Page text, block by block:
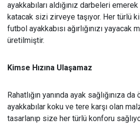
ayakkabıları aldığınız darbeleri
katacak sizi zirveye taşıyor. Her türlü
futbol ayakkabısı ağırlığınızı yayacak
üretilmiştir.
Kimse Hızına Ulaşamaz
Rahatlığın yanında ayak sağlığınıza
ayakkabılar koku ve tere karşı olan
tasarlanıp size her türlü konforu